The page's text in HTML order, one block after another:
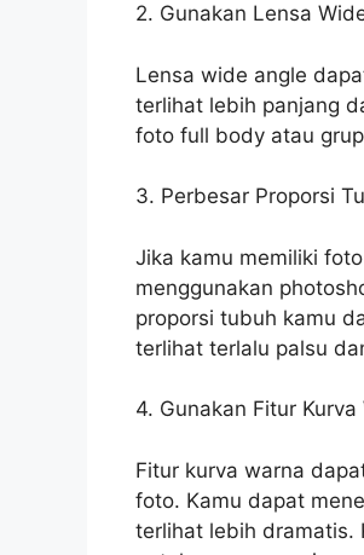
2. Gunakan Lensa
Lensa wide angle
terlihat lebih panjang
foto full body atau
3. Perbesar Proporsi
Jika kamu memiliki
menggunakan
proporsi tubuh kamu
terlihat terlalu palsu
4. Gunakan Fitur Kurva
Fitur kurva warna
foto. Kamu dapat
terlihat lebih dramatis.